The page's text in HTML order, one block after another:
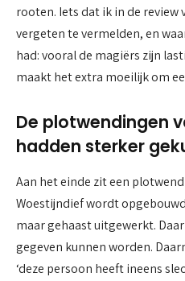
rooten. Iets dat ik in de review
vergeten te vermelden, en
had: vooral de magiërs zijn
maakt het extra moeilijk om
De plotwendingen
hadden sterker
Aan het einde zit een
Woestijndief wordt
maar gehaast uitgewerkt.
gegeven kunnen worden.
‘deze persoon heeft ineens